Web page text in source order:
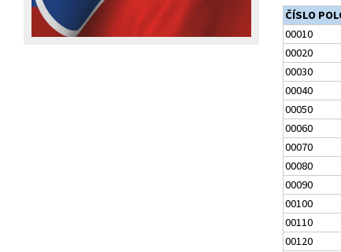
ČÍSLO
00010
00020
00030
00040
00050
00060
00070
00080
00090
00100
00110
00120